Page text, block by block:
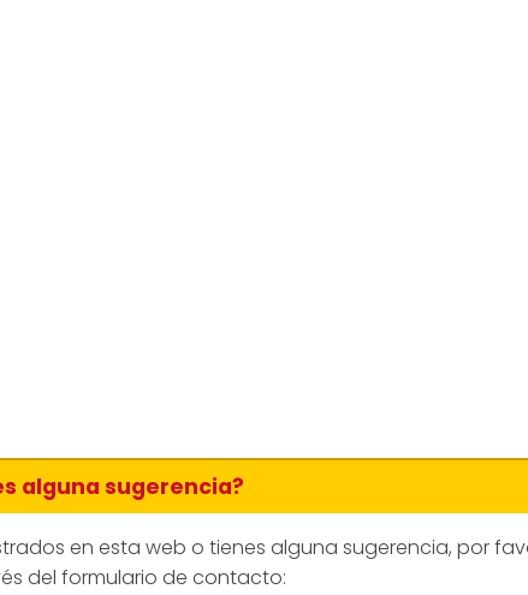
alguna sugerencia?
en esta web o tienes alguna sugerencia, por
del formulario de contacto: